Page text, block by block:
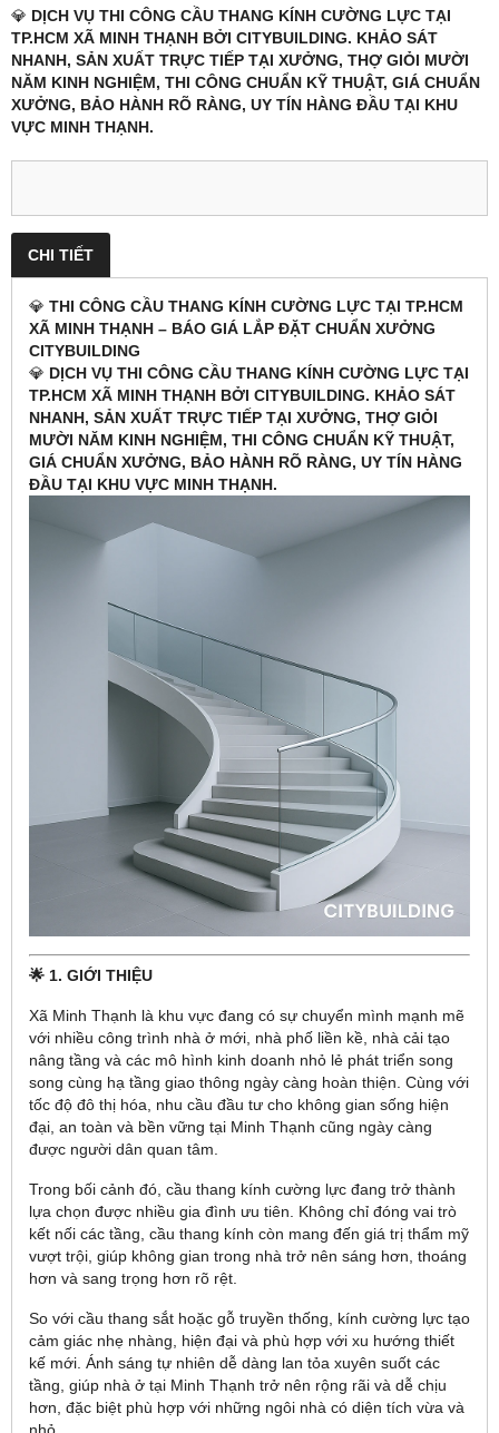
💎 DỊCH VỤ THI CÔNG CẦU THANG KÍNH CƯỜNG LỰC TẠI
TP.HCM XÃ MINH THẠNH BỞI CITYBUILDING. KHẢO SÁT
NHANH, SẢN XUẤT TRỰC TIẾP TẠI XƯỞNG, THỢ GIỎI MƯỜI
NĂM KINH NGHIỆM, THI CÔNG CHUẨN KỸ THUẬT, GIÁ CHUẨN
XƯỞNG, BẢO HÀNH RÕ RÀNG, UY TÍN HÀNG ĐẦU TẠI KHU
VỰC MINH THẠNH.
CHI TIẾT
💎 THI CÔNG CẦU THANG KÍNH CƯỜNG LỰC TẠI TP.HCM
XÃ MINH THẠNH – BÁO GIÁ LẮP ĐẶT CHUẨN XƯỞNG
CITYBUILDING
💎 DỊCH VỤ THI CÔNG CẦU THANG KÍNH CƯỜNG LỰC TẠI
TP.HCM XÃ MINH THẠNH BỞI CITYBUILDING. KHẢO SÁT
NHANH, SẢN XUẤT TRỰC TIẾP TẠI XƯỞNG, THỢ GIỎI
MƯỜI NĂM KINH NGHIỆM, THI CÔNG CHUẨN KỸ THUẬT,
GIÁ CHUẨN XƯỞNG, BẢO HÀNH RÕ RÀNG, UY TÍN HÀNG
ĐẦU TẠI KHU VỰC MINH THẠNH.
🌟 1. GIỚI THIỆU
Xã Minh Thạnh là khu vực đang có sự chuyển mình mạnh mẽ
với nhiều công trình nhà ở mới, nhà phố liền kề, nhà cải tạo
nâng tầng và các mô hình kinh doanh nhỏ lẻ phát triển song
song cùng hạ tầng giao thông ngày càng hoàn thiện. Cùng với
tốc độ đô thị hóa, nhu cầu đầu tư cho không gian sống hiện
đại, an toàn và bền vững tại Minh Thạnh cũng ngày càng
được người dân quan tâm.
Trong bối cảnh đó, cầu thang kính cường lực đang trở thành
lựa chọn được nhiều gia đình ưu tiên. Không chỉ đóng vai trò
kết nối các tầng, cầu thang kính còn mang đến giá trị thẩm mỹ
vượt trội, giúp không gian trong nhà trở nên sáng hơn, thoáng
hơn và sang trọng hơn rõ rệt.
So với cầu thang sắt hoặc gỗ truyền thống, kính cường lực tạo
cảm giác nhẹ nhàng, hiện đại và phù hợp với xu hướng thiết
kế mới. Ánh sáng tự nhiên dễ dàng lan tỏa xuyên suốt các
tầng, giúp nhà ở tại Minh Thạnh trở nên rộng rãi và dễ chịu
hơn, đặc biệt phù hợp với những ngôi nhà có diện tích vừa và